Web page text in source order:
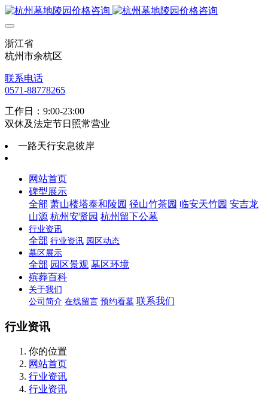
浙江省
杭州市余杭区
联系电话
0571-88778265
工作日：9:00-23:00
双休及法定节日照常营业
一路天行安息彼岸
网站首页
碑型展示
全部 萧山楼塔泰和陵园 径山竹茶园 临安天竹园 安吉龙
山源 杭州安贤园 杭州留下公墓
行业资讯
全部 行业资讯 园区动态
墓区展示
全部 园区景观 墓区环境
殡葬百科
关于我们
公司简介 在线留言 预约看墓 联系我们
行业资讯
你的位置
网站首页
行业资讯
行业资讯